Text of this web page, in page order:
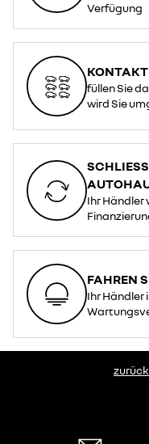
Verfügung
füllen Sie
wird Sie
Ihr Händler
FAHREN
Ihr Händler